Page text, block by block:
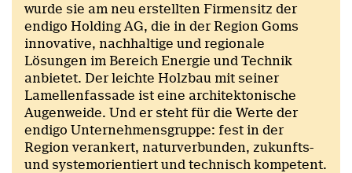
wurde sie am neu erstellten Firmensitz der
endigo Holding AG, die in der Region Goms
innovative, nachhaltige und regionale
Lösungen im Bereich Energie und Technik
anbietet. Der leichte Holzbau mit seiner
Lamellenfassade ist eine architektonische
Augenweide. Und er steht für die Werte der
endigo Unternehmensgruppe: fest in der
Region verankert, naturverbunden, zukunfts-
und systemorientiert und technisch kompetent.